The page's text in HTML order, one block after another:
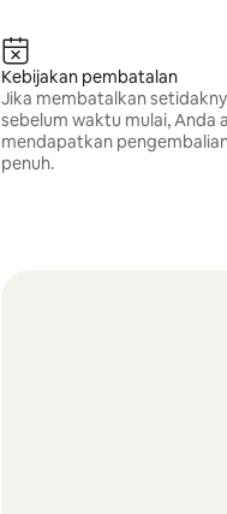
Kebijakan pembatalan
Jika membatalkan
sebelum waktu mulai, Anda
mendapatkan
penuh.